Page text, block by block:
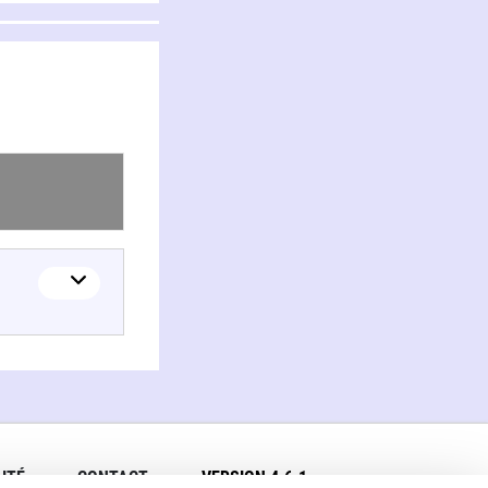
CONTACT VERSION 4.6.1